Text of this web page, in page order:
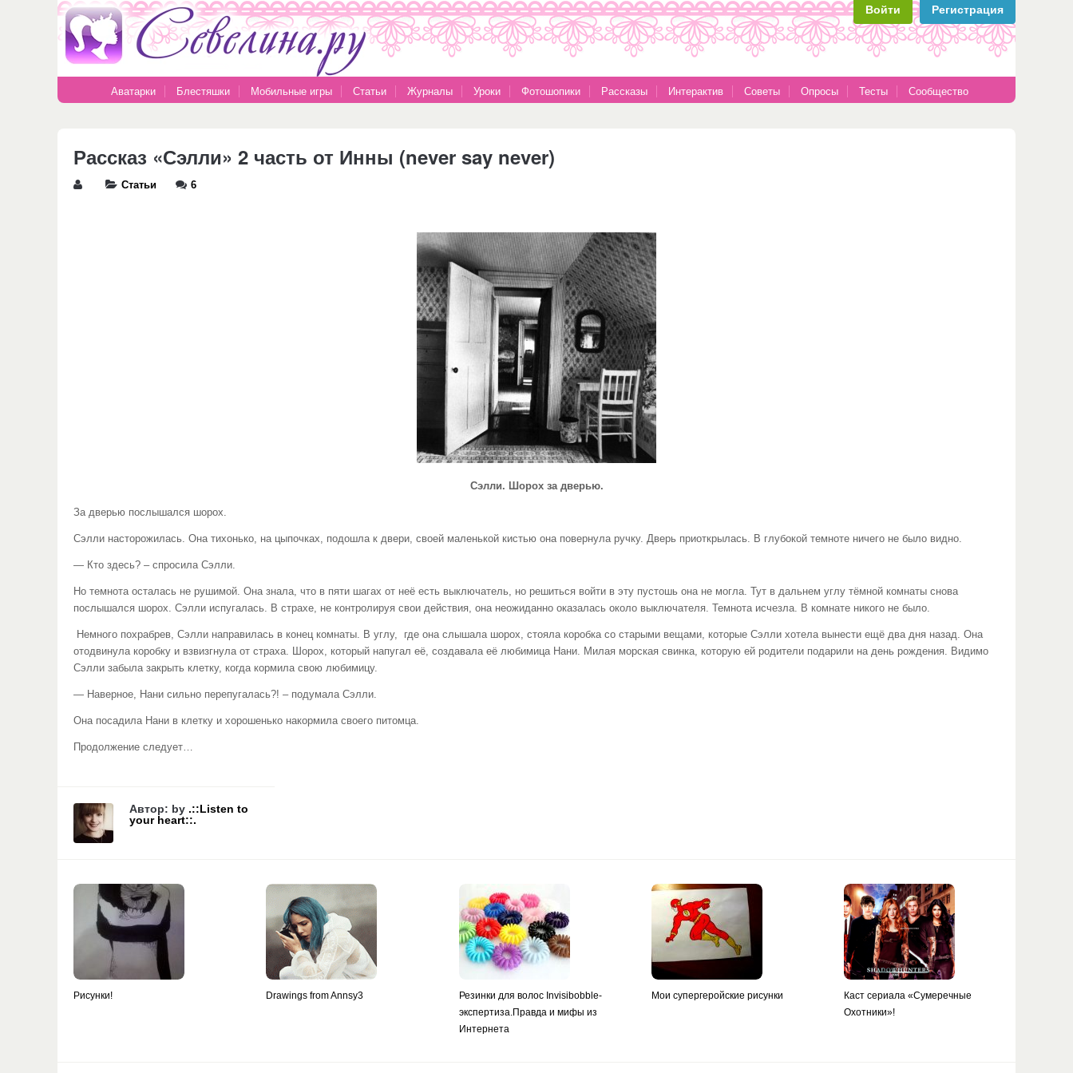
Войти Регистрация
Аватарки Блестяшки Мобильные игры Статьи Журналы Уроки Фотошопики Рассказы Интерактив Советы Опросы Тесты Сообщество
Рассказ «Сэлли» 2 часть от Инны (never say never)
Статьи 6
Сэлли. Шорох за дверью.
За дверью послышался шорох.
Сэлли насторожилась. Она тихонько, на цыпочках, подошла к двери, своей маленькой кистью она повернула ручку. Дверь приоткрылась. В глубокой темноте ничего не было видно.
— Кто здесь? – спросила Сэлли.
Но темнота осталась не рушимой. Она знала, что в пяти шагах от неё есть выключатель, но решиться войти в эту пустошь она не могла. Тут в дальнем углу тёмной комнаты снова
послышался шорох. Сэлли испугалась. В страхе, не контролируя свои действия, она неожиданно оказалась около выключателя. Темнота исчезла. В комнате никого не было.
Немного похрабрев, Сэлли направилась в конец комнаты. В углу, где она слышала шорох, стояла коробка со старыми вещами, которые Сэлли хотела вынести ещё два дня назад. Она
отодвинула коробку и взвизгнула от страха. Шорох, который напугал её, создавала её любимица Нани. Милая морская свинка, которую ей родители подарили на день рождения. Видимо
Сэлли забыла закрыть клетку, когда кормила свою любимицу.
— Наверное, Нани сильно перепугалась?! – подумала Сэлли.
Она посадила Нани в клетку и хорошенько накормила своего питомца.
Продолжение следует…
Автор: by .::Listen to
your heart::.
Рисунки! Drawings from Annsy3
Резинки для волос Invisibobble-
экспертиза.Правда и мифы из
Интернета
Мои супергеройские рисунки
Каст сериала «Сумеречные
Охотники»!